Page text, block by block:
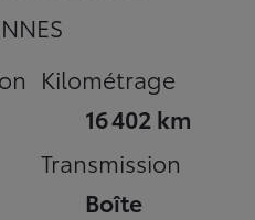
Kilométrage
16 402 km
Transmission
Boîte